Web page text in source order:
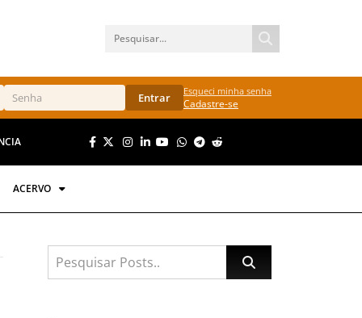
Entrar Esqueci minha senha
Cadastre-se
ACERVO